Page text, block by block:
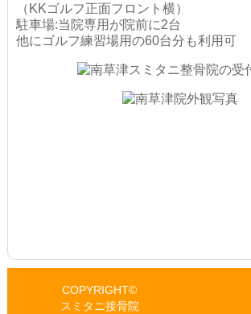
（KKゴルフ正面フロント横）
駐車場:当院専用が院前に2台
他にゴルフ練習場用の60台分も利用可
COPYRIGHT©
スミタニ接骨院